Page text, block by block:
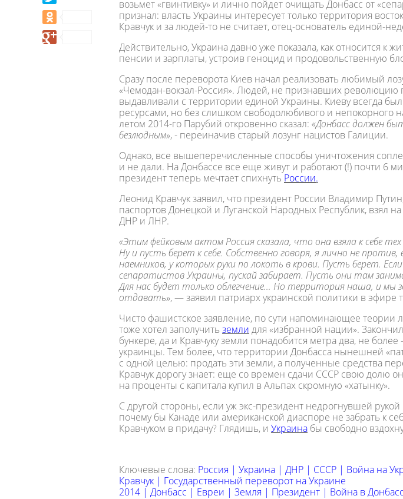
возьмет «гвинтивку» и лично пойдет очищать Донбасс от
признал: власть Украины интересует только территория
Кравчук и за людей-то не считает, отец-основатель единой-
Действительно, Украина давно уже показала, как относится к
пенсии и зарплаты, устроив геноцид и продовольственную
Сразу после переворота Киев начал реализовать любимый
«Чемодан-вокзал-Россия». Людей, не признавших революцию
выдавливали с территории единой Украины. Киеву всегда
ресурсами, но без слишком свободолюбивого и непокорного
летом 2014-го Парубий откровенно сказал: «Донбасс должен
безлюдным», - переиначив старый лозунг нацистов Галиции.
Однако, все вышеперечисленные способы уничтожения
и не дали. На Донбассе все еще живут и работают (!) почти 6
президент теперь мечтает спихнуть России.
Леонид Кравчук заявил, что президент России Владимир
паспортов Донецкой и Луганской Народных Республик, взял
ДНР и ЛНР.
«Этим фейковым актом Россия сказала, что она взяла к себе
Ну и пусть берет к себе. Собственно говоря, я лично не против,
наемников, у которых руки по локоть в крови. Пусть берет.
сепаратистов Украины, пускай забирает. Пусть они там
Для нас будет только облегчение… Но территория наша, и мы
отдавать», — заявил патриарх украинской политики в эфире
Чисто фашистское заявление, по сути напоминающее теории
тоже хотел заполучить земли для «избранной нации».
бункере, да и Кравчуку земли понадобится метра два, не более
украинцы. Тем более, что территории Донбасса нынешней
с одной целью: продать эти земли, а полученные средства
Кравчук дорогу знает: еще со времен сдачи СССР свою долю
на проценты с капитала купил в Альпах скромную «хатынку».
С другой стороны, если уж экс-президент недрогнувшей рукой
почему бы Канаде или американской диаспоре не забрать к
Кравчуком в придачу? Глядишь, и Украина бы свободно
Ключевые слова: Россия | Украина | ДНР | СССР | Война на
Кравчук | Государственный переворот на Украине
2014 | Донбасс | Евреи | Земля | Президент | Война в
"Мама, у нас
акции 2 апреля искали